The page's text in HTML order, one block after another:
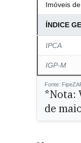
Imóveis
ÍNDICE
IPCA
IGP-M
Fonte:
*Nota:
de